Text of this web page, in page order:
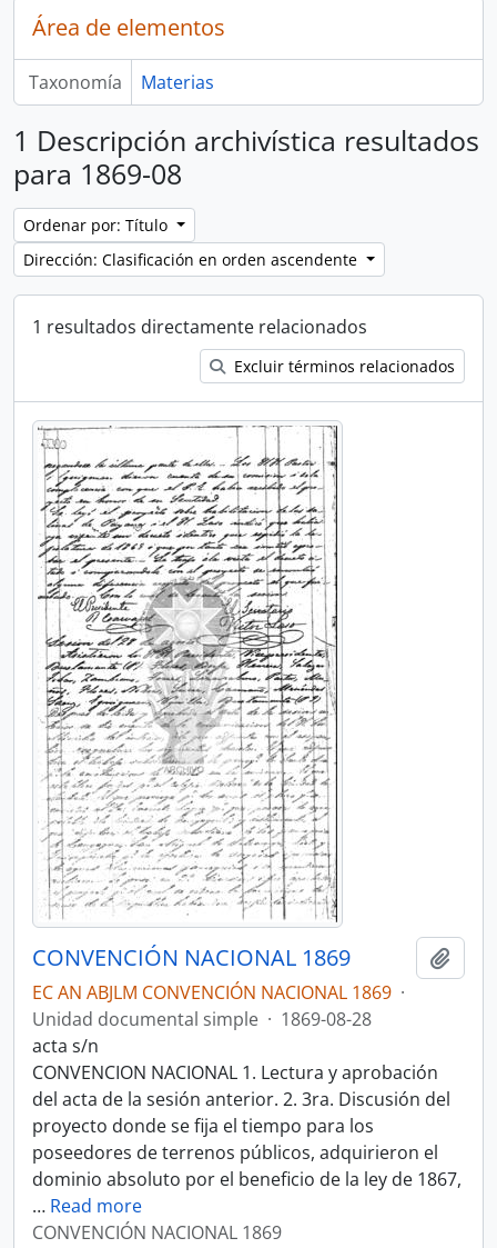
Área de elementos
Taxonomía Materias
1 Descripción archivística resultados
para 1869-08
Ordenar por: Título
Dirección: Clasificación en orden ascendente
1 resultados directamente relacionados
Excluir términos relacionados
CONVENCIÓN NACIONAL 1869
EC AN ABJLM CONVENCIÓN NACIONAL 1869 ·
Unidad documental simple · 1869-08-28
acta s/n
CONVENCION NACIONAL 1. Lectura y aprobación
del acta de la sesión anterior. 2. 3ra. Discusión del
proyecto donde se fija el tiempo para los
poseedores de terrenos públicos, adquirieron el
dominio absoluto por el beneficio de la ley de 1867,
… Read more
CONVENCIÓN NACIONAL 1869